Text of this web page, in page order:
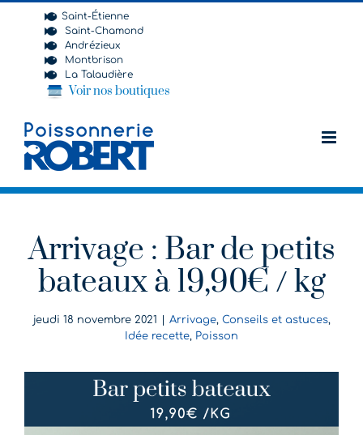
Saint-Étienne
Saint-Chamond
Andrézieux
Montbrison
La Talaudière
Voir nos boutiques
Arrivage : Bar de petits
bateaux à 19,90€ / kg
jeudi 18 novembre 2021 Arrivage, Conseils et astuces,
Idée recette, Poisson